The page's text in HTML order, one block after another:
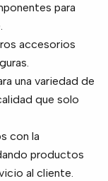
para
accesorios
una variedad de
que solo
con la
productos
al cliente.